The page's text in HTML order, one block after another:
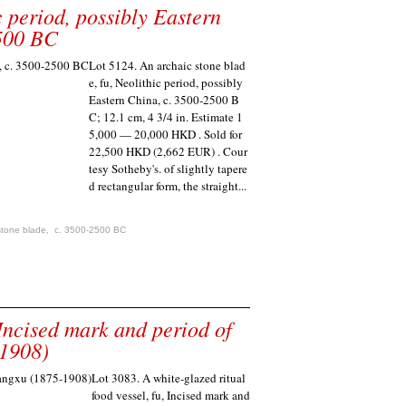
possibly Eastern
BC
Lot 5124. An archaic stone blad
e, fu, Neolithic period, possibly
Eastern China, c. 3500-2500 B
C; 12.1 cm, 4 3/4 in. Estimate 1
5,000 — 20,000 HKD . Sold for
22,500 HKD (2,662 EUR) . Cour
tesy Sotheby's. of slightly tapere
d rectangular form, the straight...
blade c. 3500-2500 BC
mark and period of
Lot 3083. A white-glazed ritual
food vessel, fu, Incised mark and